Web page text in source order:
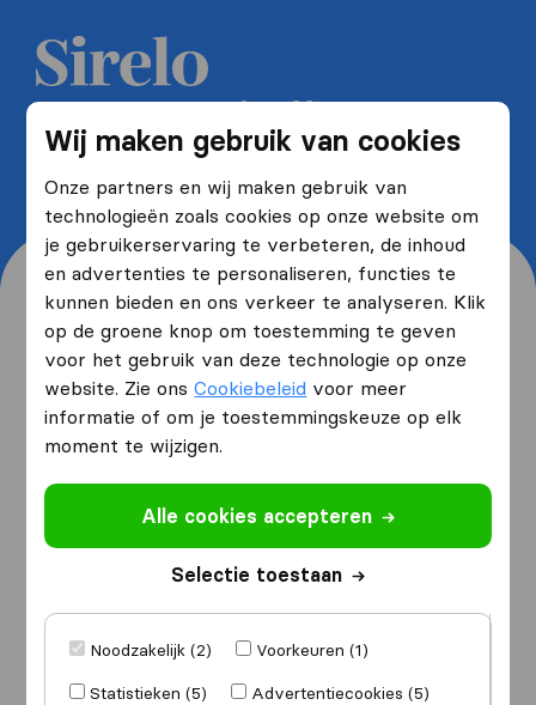
Wij maken gebruik van cookies
Onze partners en wij maken gebruik van
technologieën zoals cookies op onze website om
je gebruikerservaring te verbeteren, de inhoud
en advertenties te personaliseren, functies te
kunnen bieden en ons verkeer te analyseren. Klik
op de groene knop om toestemming te geven
voor het gebruik van deze technologie op onze
website. Zie onsCookiebeleid voor meer
informatie of om je toestemmingskeuze op elk
moment te wijzigen.
Alle cookies accepteren
Selectie toestaan
Noodzakelijk (2)
Voorkeuren (1)
Statistieken (5)
Advertentiecookies (5)
Ontvang 5 gratis offertes van
verhuisbedrijven en bespaar tot
wel 40%
Waar woon je nu en waar
verhuis je naartoe?
Ik ga verhuizenvan
Ik ga verhuizennaar